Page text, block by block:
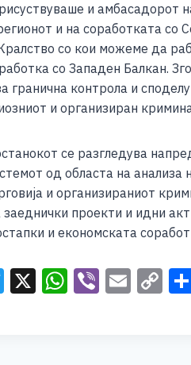
и амбасадорот
и на соработката со
со кои можеме да
со Западен Балкан.
гранична контрола и
и организиран
се разгледува
од областа на
и организираниот
заеднички проекти и идни
и економската
T X W Vi E C